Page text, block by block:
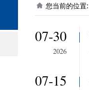
您当前的位置:
07-30
2026
07-15